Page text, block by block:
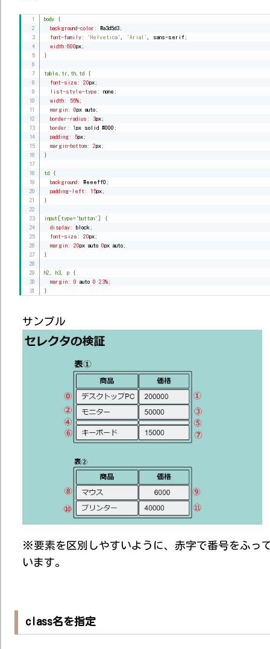
body
{
background-color : #a3d5d3 ;
font-family : 'Helvetica' 'Arial' , sans-serif ;
width : 600px ;
}
table,tr,th,td
{
font-size : 20px ;
list-style-type : none ;
width : 55% ;
margin : 0px auto ;
border-radius : 3px ;
border : 1 px solid #000 ;
padding : 5px ;
margin-bottom : 2px ;
}
td
{
background : #eeeff0 ;
padding-left : 15px ;
}
input [type='button']
{
display : block ;
font-size : 20px ;
margin : 20px auto 0px auto ;
}
h2, h3, p
{
margin : 0 auto 0 23% ;
}
サンプル
※要素を区別しやすいように、赤字で番号をふっ
います。
class名を指定